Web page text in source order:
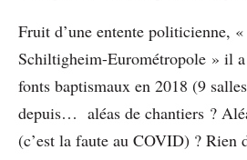
Fruit d’une entente politicienne,
Schiltigheim-Eurométropole » il
fonts baptismaux en 2018 (9
depuis… aléas de chantiers ?
(c’est la faute au COVID) ? Rien